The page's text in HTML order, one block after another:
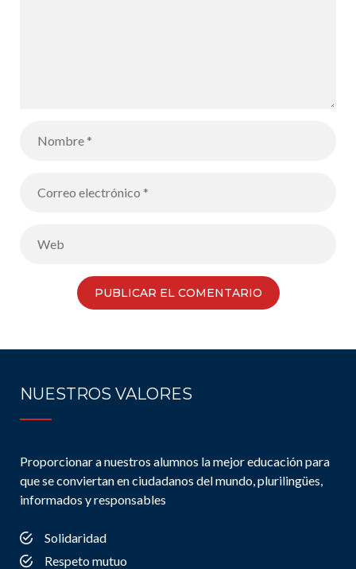
NUESTROS VALORES
Proporcionar a nuestros alumnos la mejor educación para
que se conviertan en ciudadanos del mundo, plurilingües,
informados y responsables
Solidaridad
Respeto mutuo